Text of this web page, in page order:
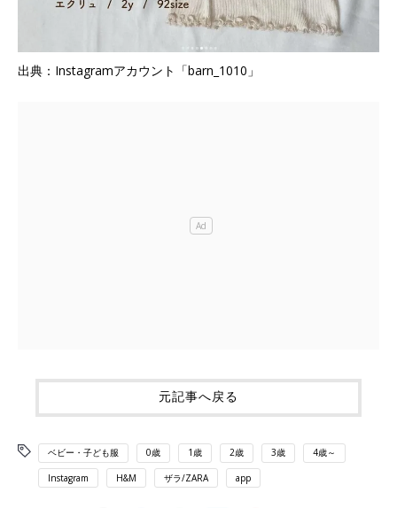
出典：Instagramアカウント「barn_1010」
元記事へ戻る
ベビー・子ども服 0歳 1歳 2歳 3歳 4歳～
Instagram H&M ザラ/ZARA app